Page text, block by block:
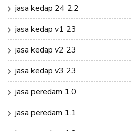
jasa kedap 24 2.2
jasa kedap v1 23
jasa kedap v2 23
jasa kedap v3 23
jasa peredam 1.0
jasa peredam 1.1